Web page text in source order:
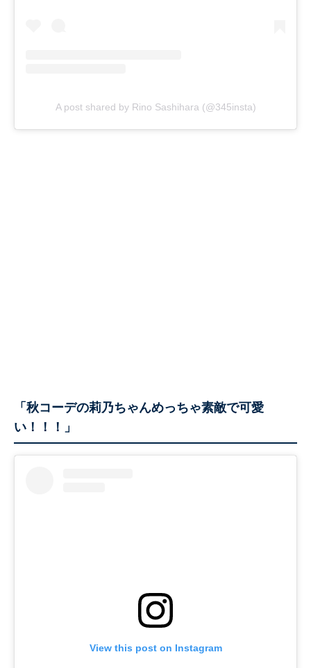
A post shared by Rino Sashihara (@345insta)
「秋コーデの莉乃ちゃんめっちゃ素敵で可愛
い！！！」
View this post on Instagram